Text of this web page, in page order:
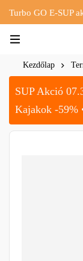
Turbo GO E-SUP
Kezdőlap
SUP Akció
Kajakok -59%